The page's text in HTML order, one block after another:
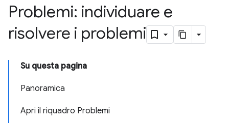
Problemi: individuare e
risolvere i problemi
Su questa pagina
Panoramica
Apri il riquadro Problemi